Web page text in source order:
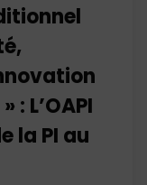
L’OAPI
la PI au